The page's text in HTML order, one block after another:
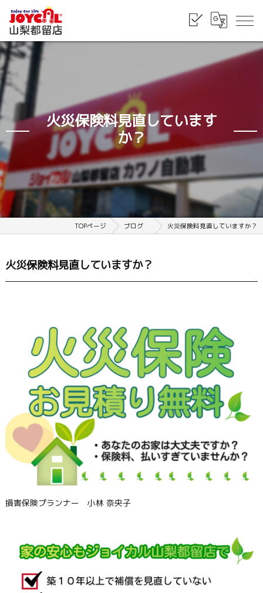
火災保険料見直しています
か？
TOPページ ブログ 火災保険料見直していますか？
火災保険料見直していますか？
損害保険プランナー 小林 奈央子